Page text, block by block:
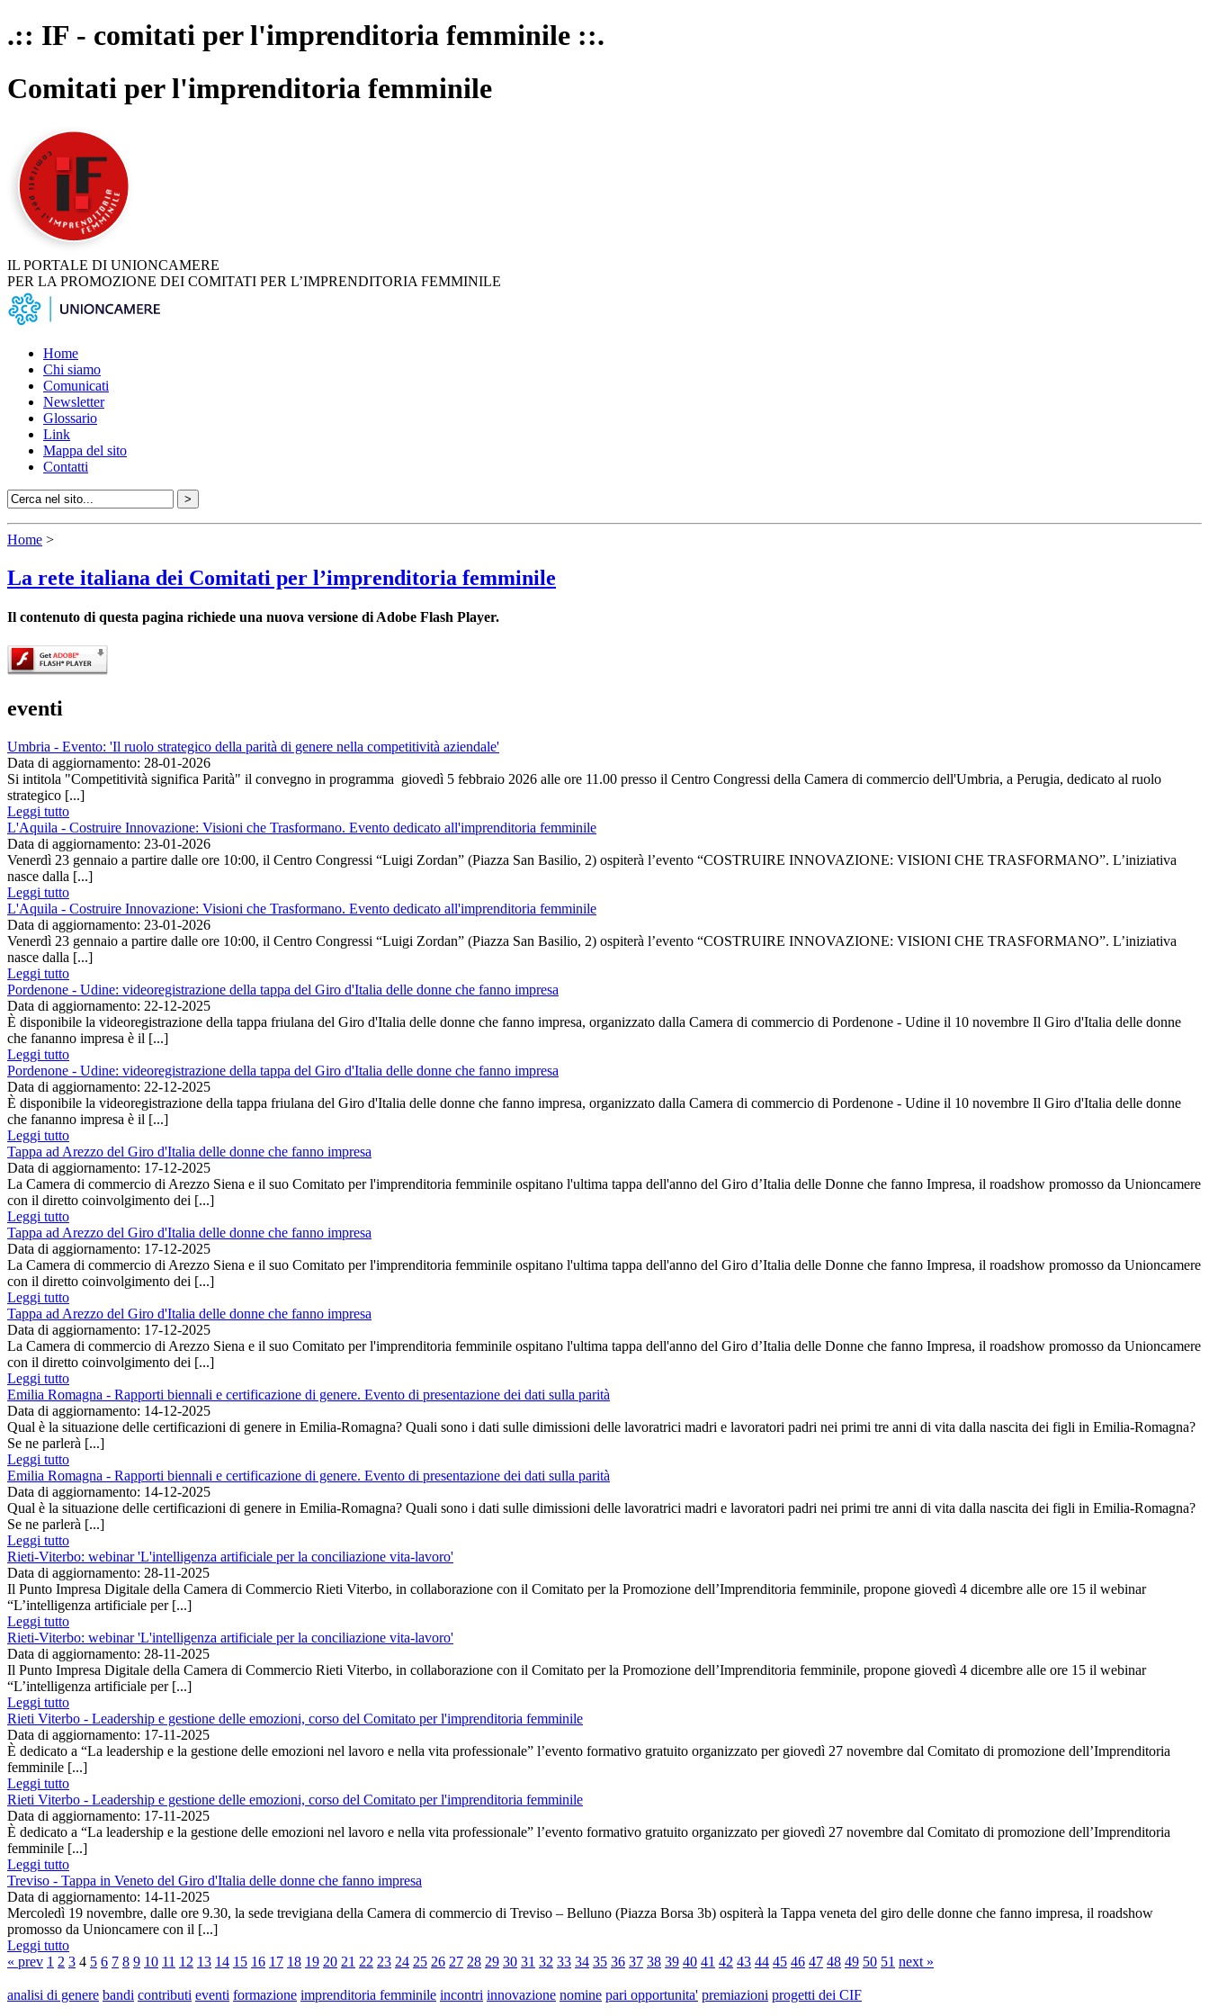
.:: IF - comitati per l'imprenditoria femminile ::.
Comitati per l'imprenditoria femminile
IL PORTALE DI UNIONCAMERE
PER LA PROMOZIONE DEI COMITATI PER L’IMPRENDITORIA FEMMINILE
Home
Chi siamo
Comunicati
Newsletter
Glossario
Link
Mappa del sito
Contatti
Home >
La rete italiana dei Comitati per l’imprenditoria femminile
Il contenuto di questa pagina richiede una nuova versione di Adobe Flash Player.
eventi
Umbria - Evento: 'Il ruolo strategico della parità di genere nella competitività aziendale'
Data di aggiornamento: 28-01-2026
Si intitola "Competitività significa Parità" il convegno in programma giovedì 5 febbraio 2026 alle ore 11.00 presso il Centro Congressi della Camera di commercio dell'Umbria, a Perugia, dedicato al ruolo
strategico [...]
Leggi tutto
L'Aquila - Costruire Innovazione: Visioni che Trasformano. Evento dedicato all'imprenditoria femminile
Data di aggiornamento: 23-01-2026
Venerdì 23 gennaio a partire dalle ore 10:00, il Centro Congressi “Luigi Zordan” (Piazza San Basilio, 2) ospiterà l’evento “COSTRUIRE INNOVAZIONE: VISIONI CHE TRASFORMANO”. L’iniziativa
nasce dalla [...]
Leggi tutto
L'Aquila - Costruire Innovazione: Visioni che Trasformano. Evento dedicato all'imprenditoria femminile
Data di aggiornamento: 23-01-2026
Venerdì 23 gennaio a partire dalle ore 10:00, il Centro Congressi “Luigi Zordan” (Piazza San Basilio, 2) ospiterà l’evento “COSTRUIRE INNOVAZIONE: VISIONI CHE TRASFORMANO”. L’iniziativa
nasce dalla [...]
Leggi tutto
Pordenone - Udine: videoregistrazione della tappa del Giro d'Italia delle donne che fanno impresa
Data di aggiornamento: 22-12-2025
È disponibile la videoregistrazione della tappa friulana del Giro d'Italia delle donne che fanno impresa, organizzato dalla Camera di commercio di Pordenone - Udine il 10 novembre Il Giro d'Italia delle donne
che fananno impresa è il [...]
Leggi tutto
Pordenone - Udine: videoregistrazione della tappa del Giro d'Italia delle donne che fanno impresa
Data di aggiornamento: 22-12-2025
È disponibile la videoregistrazione della tappa friulana del Giro d'Italia delle donne che fanno impresa, organizzato dalla Camera di commercio di Pordenone - Udine il 10 novembre Il Giro d'Italia delle donne
che fananno impresa è il [...]
Leggi tutto
Tappa ad Arezzo del Giro d'Italia delle donne che fanno impresa
Data di aggiornamento: 17-12-2025
La Camera di commercio di Arezzo Siena e il suo Comitato per l'imprenditoria femminile ospitano l'ultima tappa dell'anno del Giro d’Italia delle Donne che fanno Impresa, il roadshow promosso da Unioncamere
con il diretto coinvolgimento dei [...]
Leggi tutto
Tappa ad Arezzo del Giro d'Italia delle donne che fanno impresa
Data di aggiornamento: 17-12-2025
La Camera di commercio di Arezzo Siena e il suo Comitato per l'imprenditoria femminile ospitano l'ultima tappa dell'anno del Giro d’Italia delle Donne che fanno Impresa, il roadshow promosso da Unioncamere
con il diretto coinvolgimento dei [...]
Leggi tutto
Tappa ad Arezzo del Giro d'Italia delle donne che fanno impresa
Data di aggiornamento: 17-12-2025
La Camera di commercio di Arezzo Siena e il suo Comitato per l'imprenditoria femminile ospitano l'ultima tappa dell'anno del Giro d’Italia delle Donne che fanno Impresa, il roadshow promosso da Unioncamere
con il diretto coinvolgimento dei [...]
Leggi tutto
Emilia Romagna - Rapporti biennali e certificazione di genere. Evento di presentazione dei dati sulla parità
Data di aggiornamento: 14-12-2025
Qual è la situazione delle certificazioni di genere in Emilia-Romagna? Quali sono i dati sulle dimissioni delle lavoratrici madri e lavoratori padri nei primi tre anni di vita dalla nascita dei figli in Emilia-Romagna?
Se ne parlerà [...]
Leggi tutto
Emilia Romagna - Rapporti biennali e certificazione di genere. Evento di presentazione dei dati sulla parità
Data di aggiornamento: 14-12-2025
Qual è la situazione delle certificazioni di genere in Emilia-Romagna? Quali sono i dati sulle dimissioni delle lavoratrici madri e lavoratori padri nei primi tre anni di vita dalla nascita dei figli in Emilia-Romagna?
Se ne parlerà [...]
Leggi tutto
Rieti-Viterbo: webinar 'L'intelligenza artificiale per la conciliazione vita-lavoro'
Data di aggiornamento: 28-11-2025
Il Punto Impresa Digitale della Camera di Commercio Rieti Viterbo, in collaborazione con il Comitato per la Promozione dell’Imprenditoria femminile, propone giovedì 4 dicembre alle ore 15 il webinar
“L’intelligenza artificiale per [...]
Leggi tutto
Rieti-Viterbo: webinar 'L'intelligenza artificiale per la conciliazione vita-lavoro'
Data di aggiornamento: 28-11-2025
Il Punto Impresa Digitale della Camera di Commercio Rieti Viterbo, in collaborazione con il Comitato per la Promozione dell’Imprenditoria femminile, propone giovedì 4 dicembre alle ore 15 il webinar
“L’intelligenza artificiale per [...]
Leggi tutto
Rieti Viterbo - Leadership e gestione delle emozioni, corso del Comitato per l'imprenditoria femminile
Data di aggiornamento: 17-11-2025
È dedicato a “La leadership e la gestione delle emozioni nel lavoro e nella vita professionale” l’evento formativo gratuito organizzato per giovedì 27 novembre dal Comitato di promozione dell’Imprenditoria
femminile [...]
Leggi tutto
Rieti Viterbo - Leadership e gestione delle emozioni, corso del Comitato per l'imprenditoria femminile
Data di aggiornamento: 17-11-2025
È dedicato a “La leadership e la gestione delle emozioni nel lavoro e nella vita professionale” l’evento formativo gratuito organizzato per giovedì 27 novembre dal Comitato di promozione dell’Imprenditoria
femminile [...]
Leggi tutto
Treviso - Tappa in Veneto del Giro d'Italia delle donne che fanno impresa
Data di aggiornamento: 14-11-2025
Mercoledì 19 novembre, dalle ore 9.30, la sede trevigiana della Camera di commercio di Treviso – Belluno (Piazza Borsa 3b) ospiterà la Tappa veneta del giro delle donne che fanno impresa, il roadshow
promosso da Unioncamere con il [...]
Leggi tutto
« prev 1 2 3 4 5 6 7 8 9 10 11 12 13 14 15 16 17 18 19 20 21 22 23 24 25 26 27 28 29 30 31 32 33 34 35 36 37 38 39 40 41 42 43 44 45 46 47 48 49 50 51 next »
analisi di genere bandi contributi eventi formazione imprenditoria femminile incontri innovazione nomine pari opportunita' premiazioni progetti dei CIF